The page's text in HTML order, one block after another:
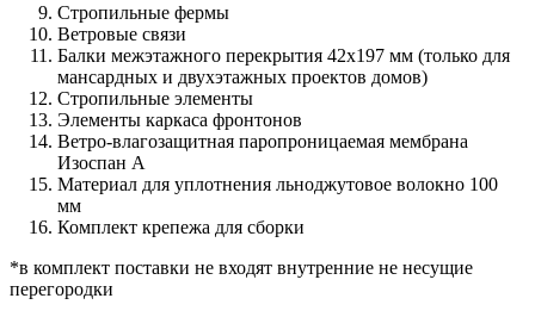
Стропильные фермы
Ветровые связи
Балки межэтажного перекрытия 42х197 мм (только для
мансардных и двухэтажных проектов домов)
Стропильные элементы
Элементы каркаса фронтонов
Ветро-влагозащитная паропроницаемая мембрана
Изоспан А
Материал для уплотнения льноджутовое волокно 100
мм
Комплект крепежа для сборки
*в комплект поставки не входят внутренние не несущие
перегородки